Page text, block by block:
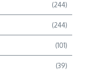
(244)
(244)
(101)
(39)